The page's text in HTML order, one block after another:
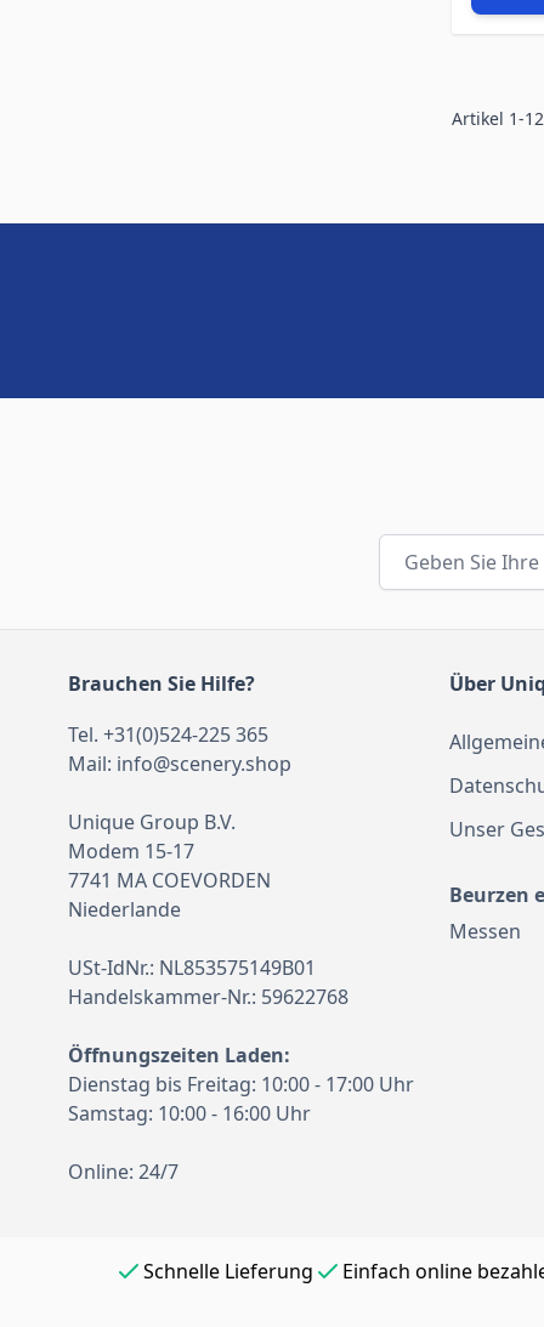
Artikel 1-12
E-Mail-Adresse
Brauchen Sie Hilfe?
Tel. +31(0)524-225 365
Mail: info@scenery.shop
Unique Group B.V.
Modem 15-17
7741 MA COEVORDEN
Niederlande
USt-IdNr.: NL853575149B01
Handelskammer-Nr.: 59622768
Öffnungszeiten Laden:
Dienstag bis Freitag: 10:00 - 17:00 Uhr
Samstag: 10:00 - 16:00 Uhr
Online: 24/7
Über
Unser
Beurzen
Messen
Schnelle Lieferung Einfach online